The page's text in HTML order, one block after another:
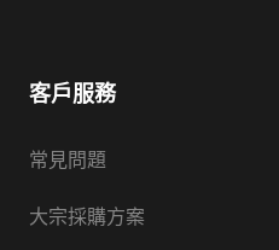
客戶服務
常見問題
大宗採購方案